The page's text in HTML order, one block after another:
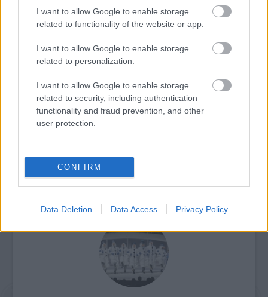
I want to allow Google to enable storage
related to functionality of the website or app.
I want to allow Google to enable storage
related to personalization.
I want to allow Google to enable storage
related to security, including authentication
functionality and fraud prevention, and other
user protection.
CONFIRM
Data Deletion Data Access Privacy Policy
Helyszín:Trafó Nagyterem
Időpont:
Február 7. 20:00
A 7-én tartott előadás után: beszélgetés /
Az alkotókkal Sipos Melinda designer,
kulturális mediátor beszélget.
További információk és jegyvásárlás